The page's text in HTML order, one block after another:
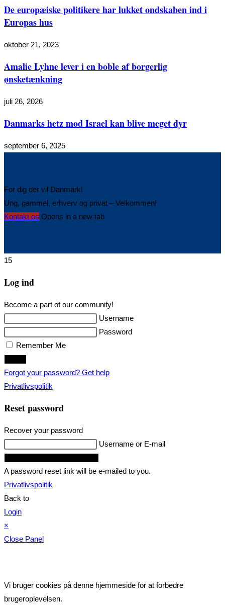
De europæiske politikere har lukket ondskaben ind i
Europas hus
oktober 21, 2023
Amalie Lyhne lever i en boble af borgerlig
ønsketænkning
juli 26, 2026
Danmarks hetz mod Israel kan blive meget dyr
september 6, 2025
For dig der vil Danmark!
Ung, gammel, erhverv og privat – Velkommen!
Kontakt os Opens in a new tab
15
Log ind
Become a part of our community!
Username
Password
Remember Me
Forgot your password? Get help
Privatlivspolitik
Reset password
Recover your password
Username or E-mail
A password reset link will be e-mailed to you.
Privatlivspolitik
Back to
Login
×
Close Panel
Vi bruger cookies på denne hjemmeside for at forbedre
brugeroplevelsen.